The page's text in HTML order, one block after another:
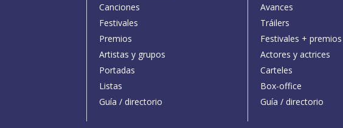
Canciones
Festivales
Premios
Artistas y grupos
Portadas
Listas
Guía / directorio
Avances
Tráilers
Festivales + premios
Actores y actrices
Carteles
Box-office
Guía / directorio